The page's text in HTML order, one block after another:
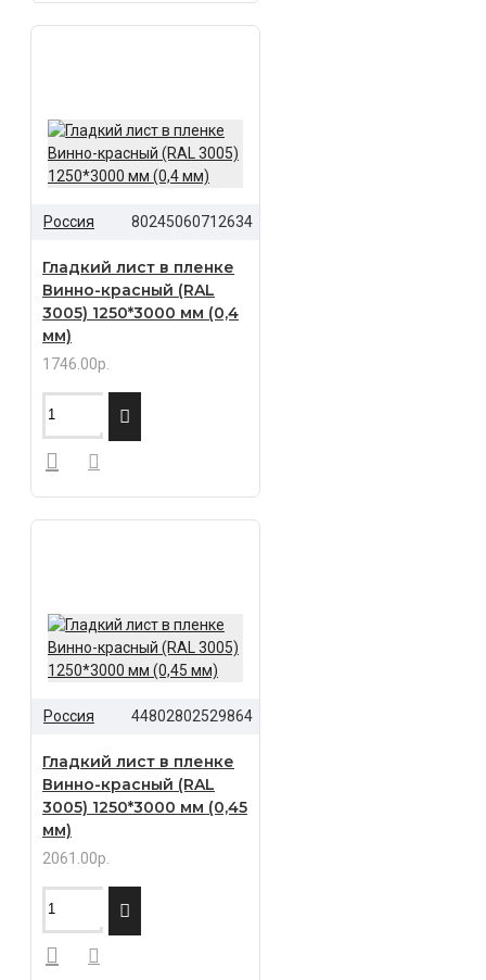
Россия 80245060712634
Гладкий лист в пленке
Винно-красный (RAL
3005) 1250*3000 мм (0,4
мм)
1746.00р.
Россия 44802802529864
Гладкий лист в пленке
Винно-красный (RAL
3005) 1250*3000 мм (0,45
мм)
2061.00р.